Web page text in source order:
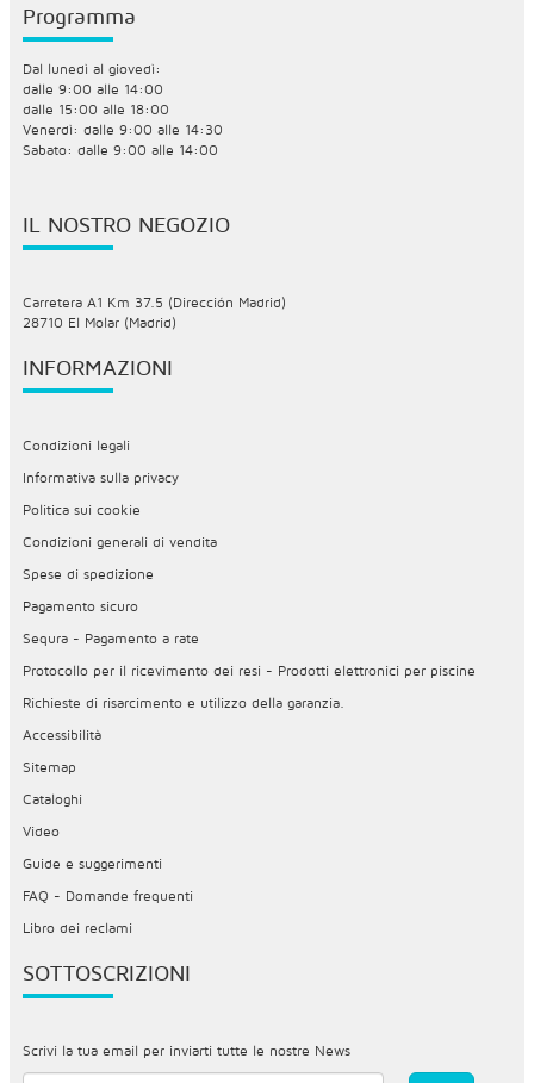
Programma
Dal lunedì al giovedì:
dalle 9:00 alle 14:00
dalle 15:00 alle 18:00
Venerdì: dalle 9:00 alle 14:30
Sabato: dalle 9:00 alle 14:00
IL NOSTRO NEGOZIO
Carretera A1 Km 37.5 (Dirección Madrid)
28710 El Molar (Madrid)
INFORMAZIONI
Condizioni legali
Informativa sulla privacy
Politica sui cookie
Condizioni generali di vendita
Spese di spedizione
Pagamento sicuro
Sequra - Pagamento a rate
Protocollo per il ricevimento dei resi - Prodotti elettronici per piscine
Richieste di risarcimento e utilizzo della garanzia.
Accessibilità
Sitemap
Cataloghi
Video
Guide e suggerimenti
FAQ - Domande frequenti
Libro dei reclami
SOTTOSCRIZIONI
Scrivi la tua email per inviarti tutte le nostre News